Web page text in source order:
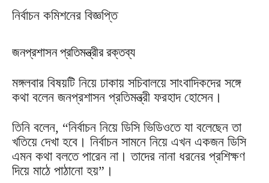
নির্বাচন কমিশনের বিজ্ঞপ্তি
জনপ্রশাসন প্রতিমন্ত্রীর রক্তব্য
মঙ্গলবার বিষয়টি নিয়ে ঢাকায় সচিবালয়ে সাংবাদিকদের সঙ্গে
কথা বলেন জনপ্রশাসন প্রতিমন্ত্রী ফরহাদ হোসেন।
তিনি বলেন, “নির্বাচন নিয়ে ডিসি ভিডিওতে যা বলেছেন তা
খতিয়ে দেখা হবে। নির্বাচন সামনে নিয়ে এখন একজন ডিসি
এমন কথা বলতে পারেন না। তাদের নানা ধরনের প্রশিক্ষণ
দিয়ে মাঠে পাঠানো হয়”।